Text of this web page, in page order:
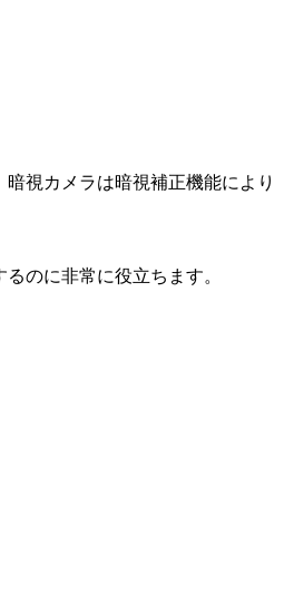
視カメラは暗視補正機能により
のに非常に役立ちます。